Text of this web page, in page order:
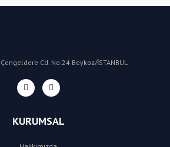
Cd. No:24 Beykoz/İSTANBUL
KURUMSAL